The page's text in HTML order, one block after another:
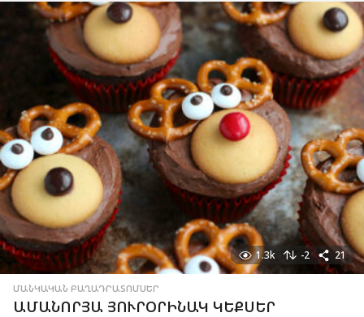
1.3k -2 21
ՄԱՆԿԱԿԱՆ ԲԱՂԱԴՐԱՏՈՄՍԵՐ
ԱՄԱՆՈՐՅԱ ՅՈՒՐՕՐԻՆԱԿ ԿԵՔՍԵՐ